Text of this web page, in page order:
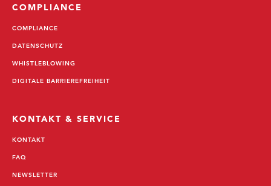
COMPLIANCE
COMPLIANCE
DATENSCHUTZ
WHISTLEBLOWING
DIGITALE BARRIEREFREIHEIT
KONTAKT & SERVICE
KONTAKT
FAQ
NEWSLETTER